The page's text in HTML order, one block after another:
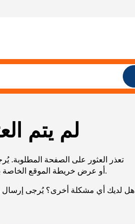
لم يتم
تعذر العثور على الصفحة المطلوبة.
URL، أو عرض خريطة الموقع الخاصة بنا لمساعدتك في العثور على ما تريد.
هل لديك أي مشكلة أخرى؟ يُرجى إرسال